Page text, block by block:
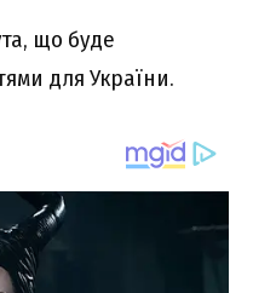
що буде
для України.